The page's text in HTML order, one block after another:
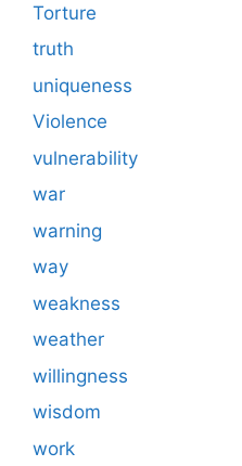
Torture
truth
uniqueness
Violence
vulnerability
war
warning
way
weakness
weather
willingness
wisdom
work